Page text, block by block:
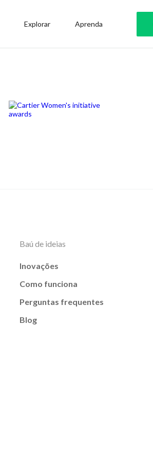
Explorar Aprenda
Baú de ideias
Inovações
Como funciona
Perguntas frequentes
Blog